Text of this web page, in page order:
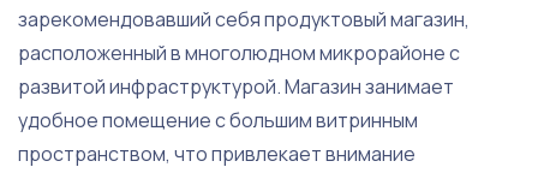
зарекомендовавший себя продуктовый магазин,
расположенный в многолюдном микрорайоне с
развитой инфраструктурой. Магазин занимает
удобное помещение с большим витринным
пространством, что привлекает внимание